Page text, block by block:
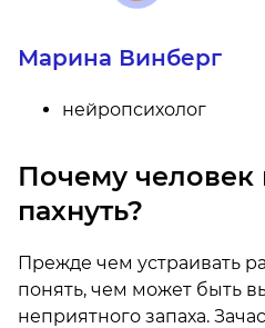
Марина Винберг
нейропсихолог
Почему
пахнуть?
Прежде чем устраивать
понять, чем может быть
неприятного запаха.